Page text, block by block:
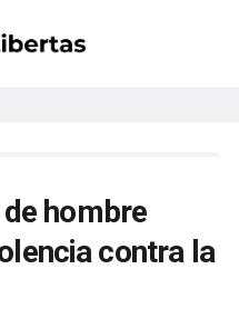
hombre
contra la